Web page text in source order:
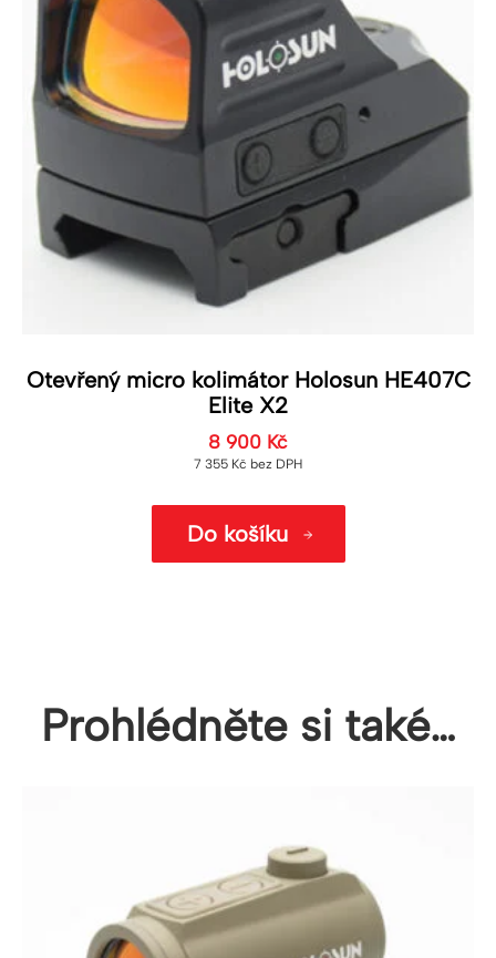
Otevřený micro kolimátor Holosun HE407C
Elite X2
8 900 Kč
7 355 Kč bez DPH
Do košíku
Prohlédněte si také…